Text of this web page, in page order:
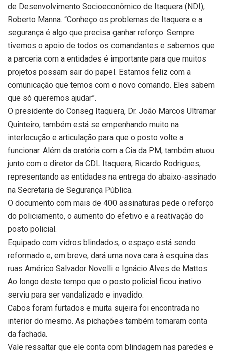
de Desenvolvimento Socioeconômico de Itaquera (NDI),
Roberto Manna. “Conheço os problemas de Itaquera e a
segurança é algo que precisa ganhar reforço. Sempre
tivemos o apoio de todos os comandantes e sabemos que
a parceria com a entidades é importante para que muitos
projetos possam sair do papel. Estamos feliz com a
comunicação que temos com o novo comando. Eles sabem
que só queremos ajudar”.
O presidente do Conseg Itaquera, Dr. João Marcos Ultramar
Quinteiro, também está se empenhando muito na
interlocução e articulação para que o posto volte a
funcionar. Além da oratória com a Cia da PM, também atuou
junto com o diretor da CDL Itaquera, Ricardo Rodrigues,
representando as entidades na entrega do abaixo-assinado
na Secretaria de Segurança Pública.
O documento com mais de 400 assinaturas pede o reforço
do policiamento, o aumento do efetivo e a reativação do
posto policial.
Equipado com vidros blindados, o espaço está sendo
reformado e, em breve, dará uma nova cara à esquina das
ruas Américo Salvador Novelli e Ignácio Alves de Mattos.
Ao longo deste tempo que o posto policial ficou inativo
serviu para ser vandalizado e invadido.
Cabos foram furtados e muita sujeira foi encontrada no
interior do mesmo. As pichações também tomaram conta
da fachada.
Vale ressaltar que ele conta com blindagem nas paredes e